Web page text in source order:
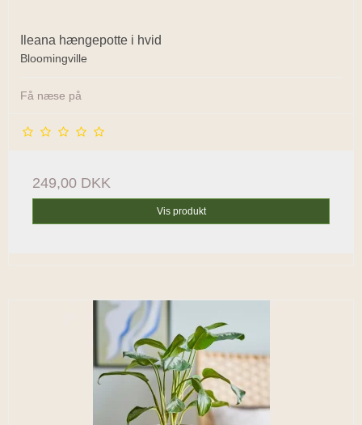
Ileana hængepotte i hvid
Bloomingville
Få næse på
249,00 DKK
Vis produkt